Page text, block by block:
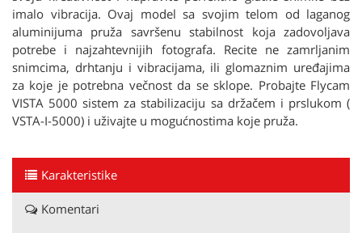
imalo vibracija. Ovaj model sa svojim telom od laganog
aluminijuma pruža savršenu stabilnost koja zadovoljava
potrebe i najzahtevnijih fotografa. Recite ne zamrljanim
snimcima, drhtanju i vibracijama, ili glomaznim uređajima
za koje je potrebna večnost da se sklope. Probajte Flycam
VISTA 5000 sistem za stabilizaciju sa držačem i prslukom (
VSTA-I-5000) i uživajte u mogućnostima koje pruža.
Karakteristike
Komentari